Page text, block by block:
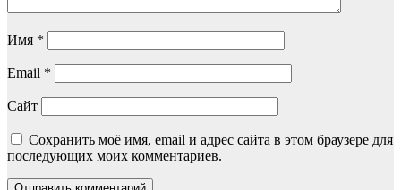
Имя *
Email *
Сайт
Сохранить моё имя, email и адрес сайта в этом браузере для
последующих моих комментариев.